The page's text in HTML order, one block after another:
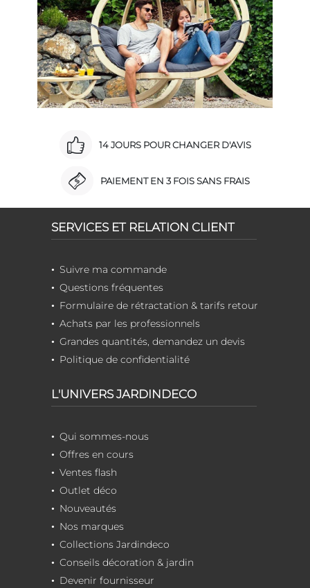
14 JOURS POUR CHANGER D'AVIS
PAIEMENT EN 3 FOIS SANS FRAIS
SERVICES ET RELATION CLIENT
Suivre ma commande
Questions fréquentes
Formulaire de rétractation & tarifs retour
Achats par les professionnels
Grandes quantités, demandez un devis
Politique de confidentialité
L'UNIVERS JARDINDECO
Qui sommes-nous
Offres en cours
Ventes flash
Outlet déco
Nouveautés
Nos marques
Collections Jardindeco
Conseils décoration & jardin
Devenir fournisseur